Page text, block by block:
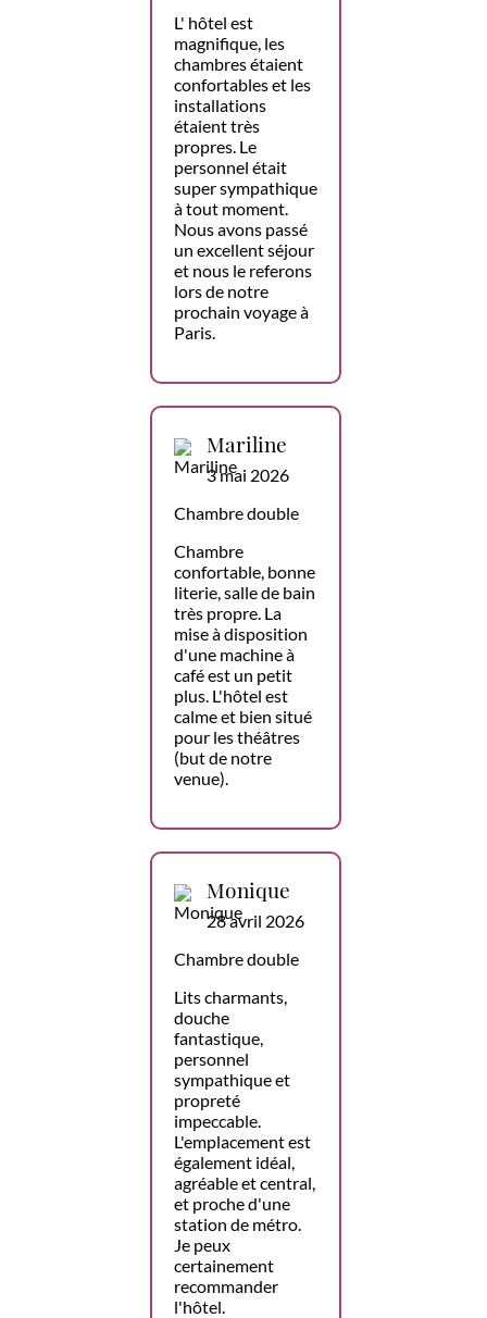
L' hôtel est
magnifique, les
chambres étaient
confortables et les
installations
étaient très
propres. Le
personnel était
super sympathique
à tout moment.
Nous avons passé
un excellent séjour
et nous le referons
lors de notre
prochain voyage à
Paris.
Mariline
3 mai 2026
Chambre double
Chambre
confortable, bonne
literie, salle de bain
très propre. La
mise à disposition
d'une machine à
café est un petit
plus. L'hôtel est
calme et bien situé
pour les théâtres
(but de notre
venue).
Monique
28 avril 2026
Chambre double
Lits charmants,
douche
fantastique,
personnel
sympathique et
propreté
impeccable.
L'emplacement est
également idéal,
agréable et central,
et proche d'une
station de métro.
Je peux
certainement
recommander
l'hôtel.